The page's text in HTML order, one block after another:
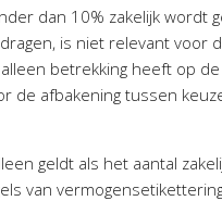
dan 10% zakelijk wordt
is niet relevant voor
betrekking heeft op
de afbakening tussen
geldt als het aantal
van